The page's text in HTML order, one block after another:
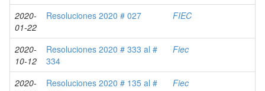
2020-
01-22
Resoluciones 2020 # 027 FIEC
2020-
10-12
Resoluciones 2020 # 333 al #
334
Fiec
2020-
Resoluciones 2020 # 135 al #
Fiec